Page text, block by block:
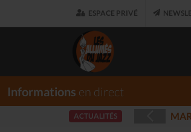
ESPACE PRIVÉ
Informations en direct
ACTUALITÉS